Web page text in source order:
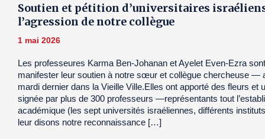
Soutien et pétition d’universitaires
l’agression de notre collègue
1 mai 2026
Les professeures Karma Ben-Johanan et Ayelet Even-Ezra
manifester leur soutien à notre sœur et collègue chercheuse —
mardi dernier dans la Vieille Ville.Elles ont apporté des fleurs et
signée par plus de 300 professeurs —représentants tout
académique (les sept universités israéliennes, différents
leur disons notre reconnaissance […]